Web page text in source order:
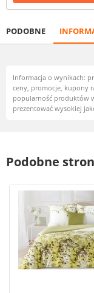
PODOBNE
Informacja o wynikach:
ceny, promocje, kupony
popularność produktów
prezentować wysokiej
Podobne